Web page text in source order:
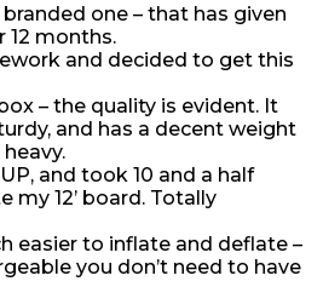
one – that has given
12 months.
and decided to get this
– the quality is evident. It
and has a decent weight
and took 10 and a half
my 12’ board. Totally
easier to inflate and deflate –
you don’t need to have